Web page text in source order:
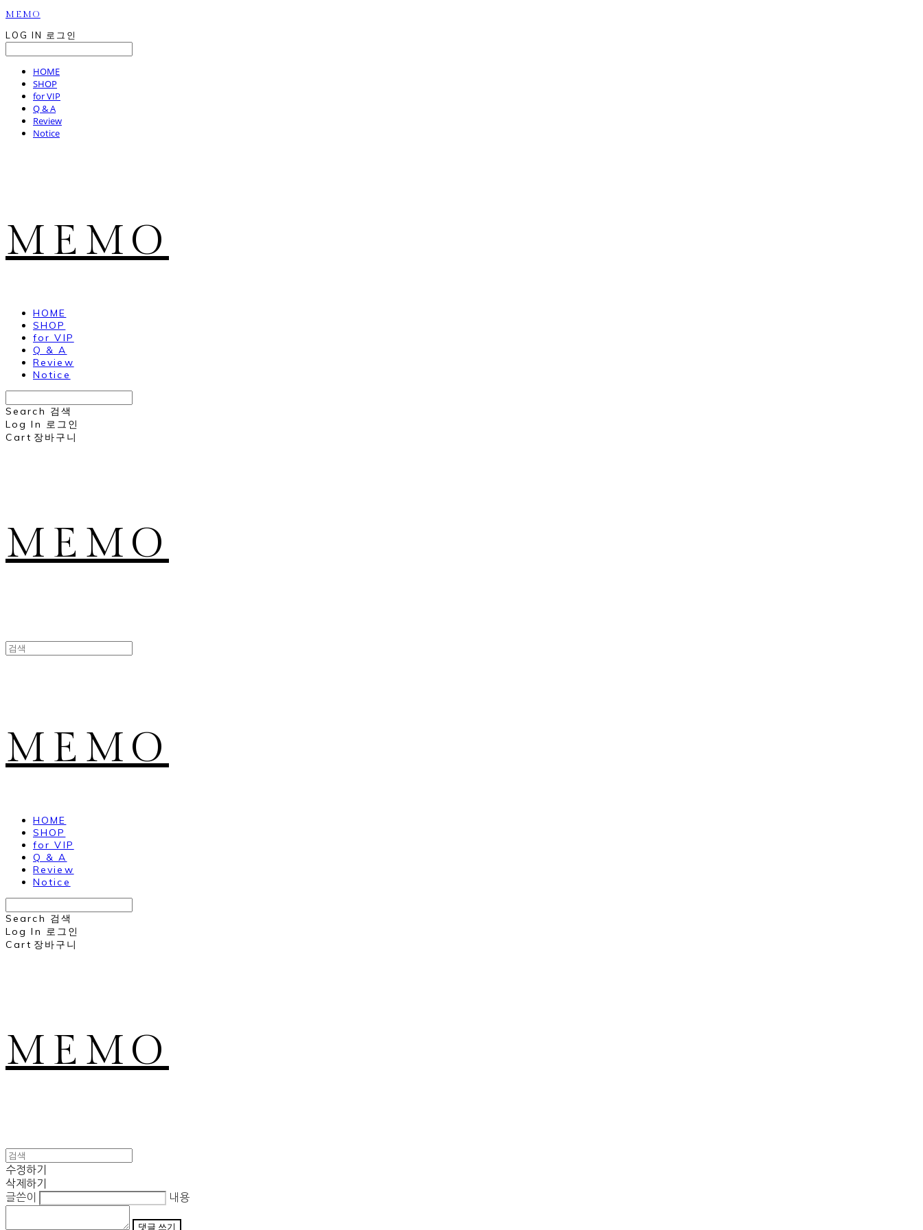
MEMO
LOG IN
로그인
HOME
SHOP
for VIP
Q & A
Review
Notice
MEMO
HOME
SHOP
for VIP
Q & A
Review
Notice
Search 검색
Log In 로그인
Cart 장바구니
MEMO
MEMO
HOME
SHOP
for VIP
Q & A
Review
Notice
Search 검색
Log In 로그인
Cart 장바구니
MEMO
수정하기
삭제하기
글쓴이
내용
댓글 쓰기